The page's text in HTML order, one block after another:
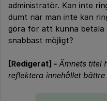
administratör. Kan inte
dumt när man inte kan
göra för att kunna betala
snabbast möjligt?
[Redigerat] - Ämnets titel
reflektera innehållet bättre